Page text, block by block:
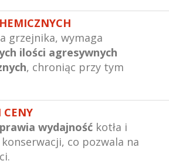
grzejnika, wymaga
ilości agresywnych
, chroniąc przy tym
CENY
wydajność kotła i
co pozwala na